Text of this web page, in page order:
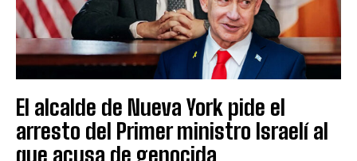
El alcalde de Nueva York pide el
arresto del Primer ministro Israelí al
que acusa de genocida